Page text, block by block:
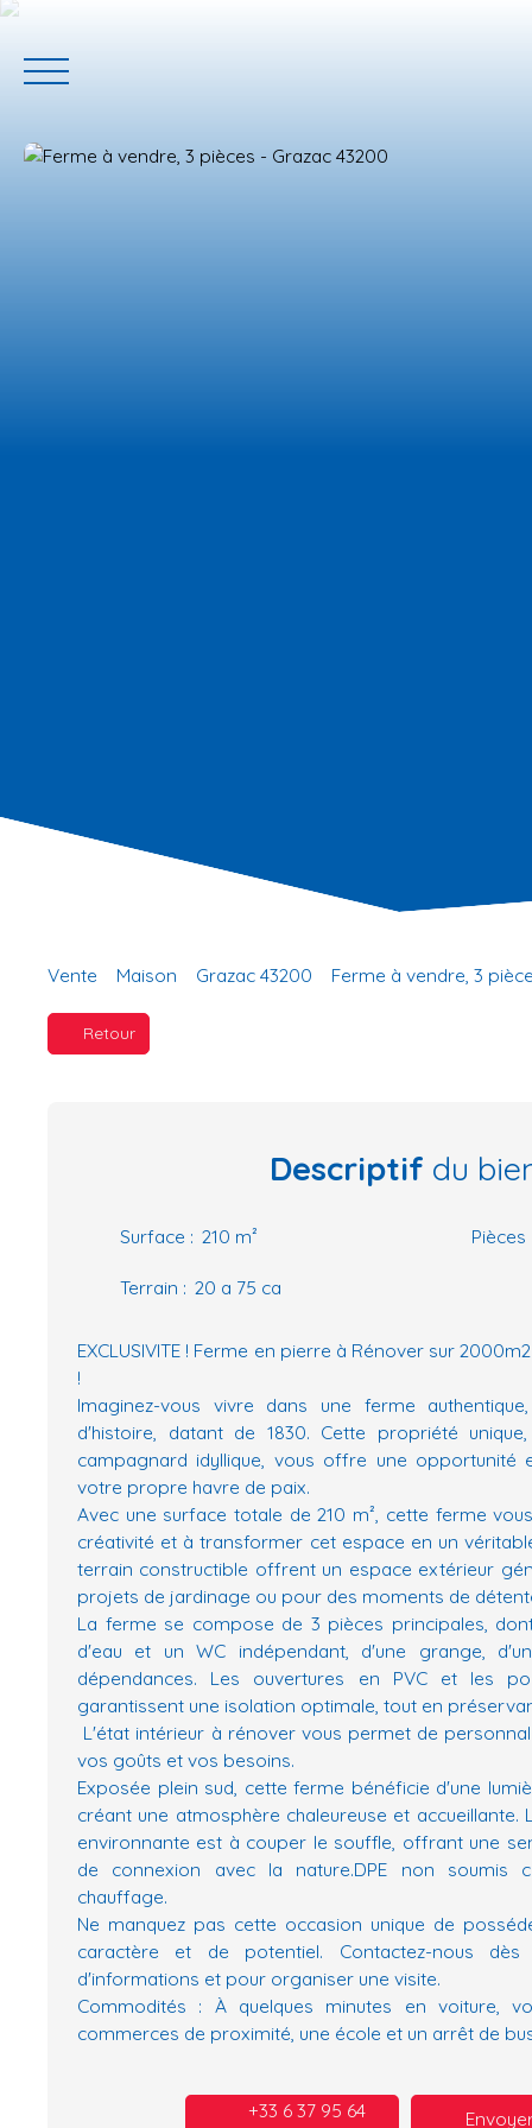
Vente Maison Grazac 43200 Ferme à vendre, 3
Retour
Descriptif du
Surface : 210 m² Pièces
Terrain : 20 a 75 ca
EXCLUSIVITE ! Ferme en pierre à Rénover sur
!
Imaginez-vous vivre dans une ferme
d'histoire, datant de 1830. Cette propriété
campagnard idyllique, vous offre une opportunité
votre propre havre de paix.
Avec une surface totale de 210 m², cette ferme
créativité et à transformer cet espace en un
terrain constructible offrent un espace extérieur
projets de jardinage ou pour des moments de
La ferme se compose de 3 pièces principales,
d'eau et un WC indépendant, d'une grange,
dépendances. Les ouvertures en PVC et les
garantissent une isolation optimale, tout en
L'état intérieur à rénover vous permet de
vos goûts et vos besoins.
Exposée plein sud, cette ferme bénéficie d'une
créant une atmosphère chaleureuse et accueillante.
environnante est à couper le souffle, offrant une
de connexion avec la nature.DPE non soumis
chauffage.
Ne manquez pas cette occasion unique de
caractère et de potentiel. Contactez-nous dès
d'informations et pour organiser une visite.
Commodités : À quelques minutes en voiture,
commerces de proximité, une école et un arrêt de
+33 6 37 95 64